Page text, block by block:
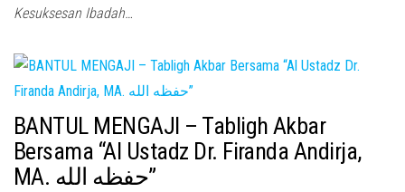
Kesuksesan Ibadah…
BANTUL MENGAJI – Tabligh Akbar
Bersama “Al Ustadz Dr. Firanda Andirja,
MA. حفظه الله”